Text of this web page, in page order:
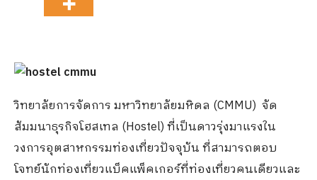
วิทยาลัยการจัดการ มหาวิทยาลัยมหิดล (CMMU) จัด
สัมมนาธุรกิจโฮสเทล (Hostel) ที่เป็นดาวรุ่งมาแรงใน
วงการอุตสาหกรรมท่องเที่ยวปัจจุบัน ที่สามารถตอบ
โจทย์นักท่องเที่ยวแบ็คแพ็คเกอร์ที่ท่องเที่ยวคนเดียวและ